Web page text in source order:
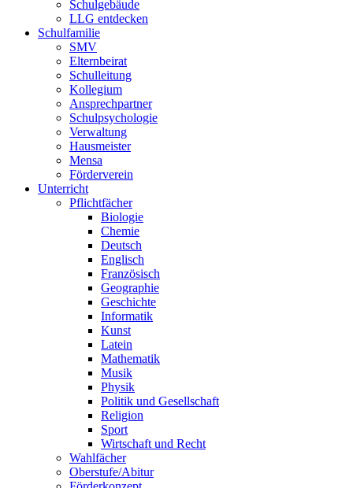
Schulgebäude
LLG entdecken
Schulfamilie
SMV
Elternbeirat
Schulleitung
Kollegium
Ansprechpartner
Schulpsychologie
Verwaltung
Hausmeister
Mensa
Förderverein
Unterricht
Pflichtfächer
Biologie
Chemie
Deutsch
Englisch
Französisch
Geographie
Geschichte
Informatik
Kunst
Latein
Mathematik
Musik
Physik
Politik und Gesellschaft
Religion
Sport
Wirtschaft und Recht
Wahlfächer
Oberstufe/Abitur